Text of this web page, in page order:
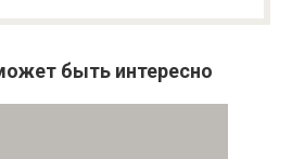
быть интересно